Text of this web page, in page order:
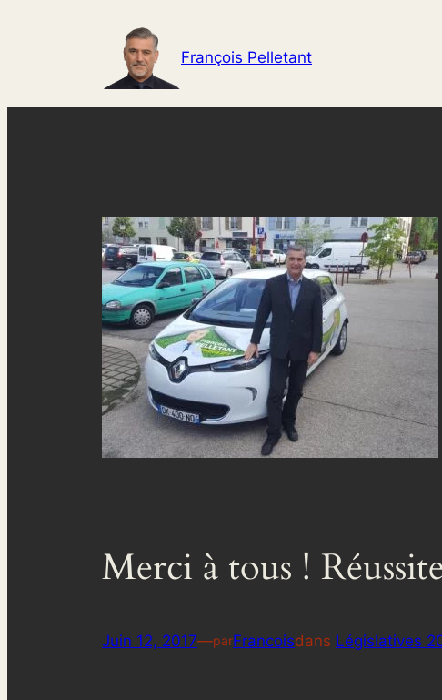
François Pelletant
Merci à tous !
Juin 12, 2017—parFrancoisdans Législatives